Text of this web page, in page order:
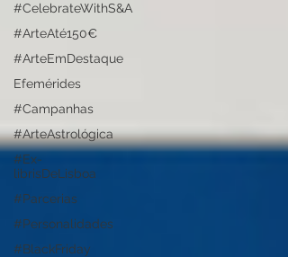
#CelebrateWithS&A
#ArteAté150€
#ArteEmDestaque
Efemérides
#Campanhas
#ArteAstrológica
#Ex-
librisDeLisboa
#Parcerias
#Personalidades
#BlackFriday